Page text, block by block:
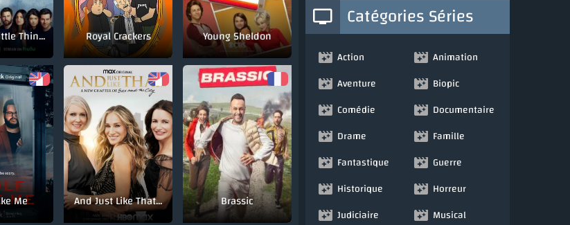
A Million Little Things Royal Crackers Young Sheldon
Me And Just Like That... Brassic
Catégories Séries
Action
Animation
Aventure
Biopic
Comédie
Documentaire
Drame
Famille
Fantastique
Guerre
Historique
Horreur
Judiciaire
Musical